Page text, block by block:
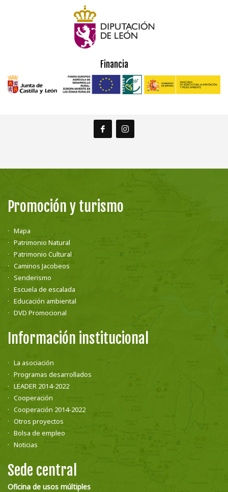
Financia
Promoción y turismo
Mapa
Patrimonio Natural
Patrimonio Cultural
Caminos Jacobeos
Senderismo
Escuela de escalada
Educación ambiental
DVD Promocional
Información institucional
La asociación
Programas desarrollados
LEADER 2014-2022
Cooperación
Cooperación 2014-2022
Otros proyectos
Bolsa de empleo
Noticias
Sede central
Oficina de usos múltiples